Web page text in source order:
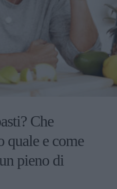
Che
quale e come
pieno di